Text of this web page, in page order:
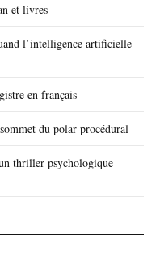
et livres
l’intelligence artificielle
en français
du polar procédural
thriller psychologique